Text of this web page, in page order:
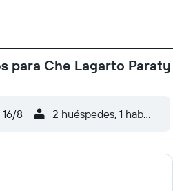
piscina al aire libre. Se pueden
y esparcimiento que se indican
para Che Lagarto Paraty
8 2 huéspedes, 1